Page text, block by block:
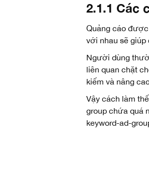
2.1.1 Các
Quảng cáo được
với nhau sẽ giúp
Người dùng
liên quan chặt
kiếm và nâng
Vậy cách làm
group chứa quá
keyword-ad-